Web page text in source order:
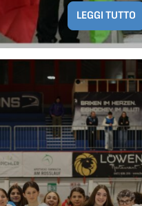
LEGGI TUTTO